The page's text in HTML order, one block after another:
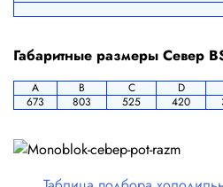
Габаритные размеры Север
A B C D
673
803 525 420